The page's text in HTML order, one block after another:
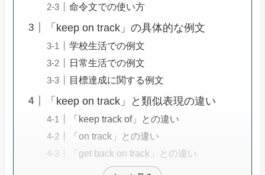
命令文での使い方
「keep on track」の具体的な例文
学校生活での例文
日常生活での例文
目標達成に関する例文
「keep on track」と類似表現の違い
「keep track of」との違い
「on track」との違い
「get back on track」との違い